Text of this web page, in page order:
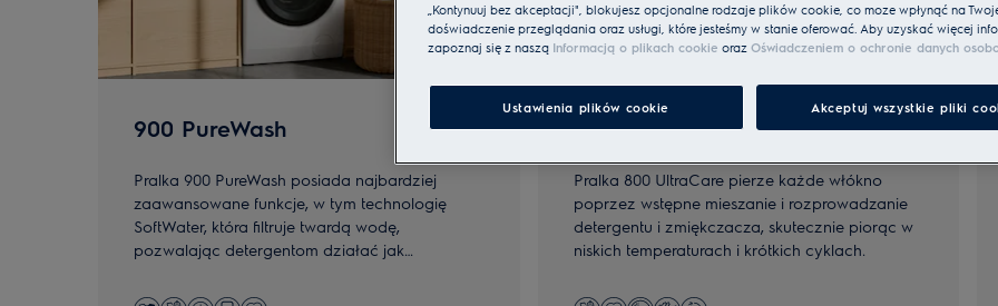
900 PureWash
Pralka 900 PureWash posiada najbardziej
zaawansowane funkcje, w tym technologię
SoftWater, która filtruje twardą wodę,
pozwalając detergentom działać jak
800 UltraCare
Pralka 800 UltraCare pierze każde włókno
poprzez wstępne mieszanie i rozprowadzanie
detergentu i zmiękczacza, skutecznie piorąc w
niskich temperaturach i krótkich cyklach.
„Kontynuuj bez akceptacji", blokujesz opcjonalne rodzaje plików cookie, co może wpłynąć na
doświadczenie przeglądania oraz usługi, które jesteśmy w stanie oferować. Aby uzyskać więcej
zapoznaj się z naszą Informacją o plikach cookie oraz Oświadczeniem o ochronie danych
Ustawienia plików cookie Akceptuj wszystkie pliki